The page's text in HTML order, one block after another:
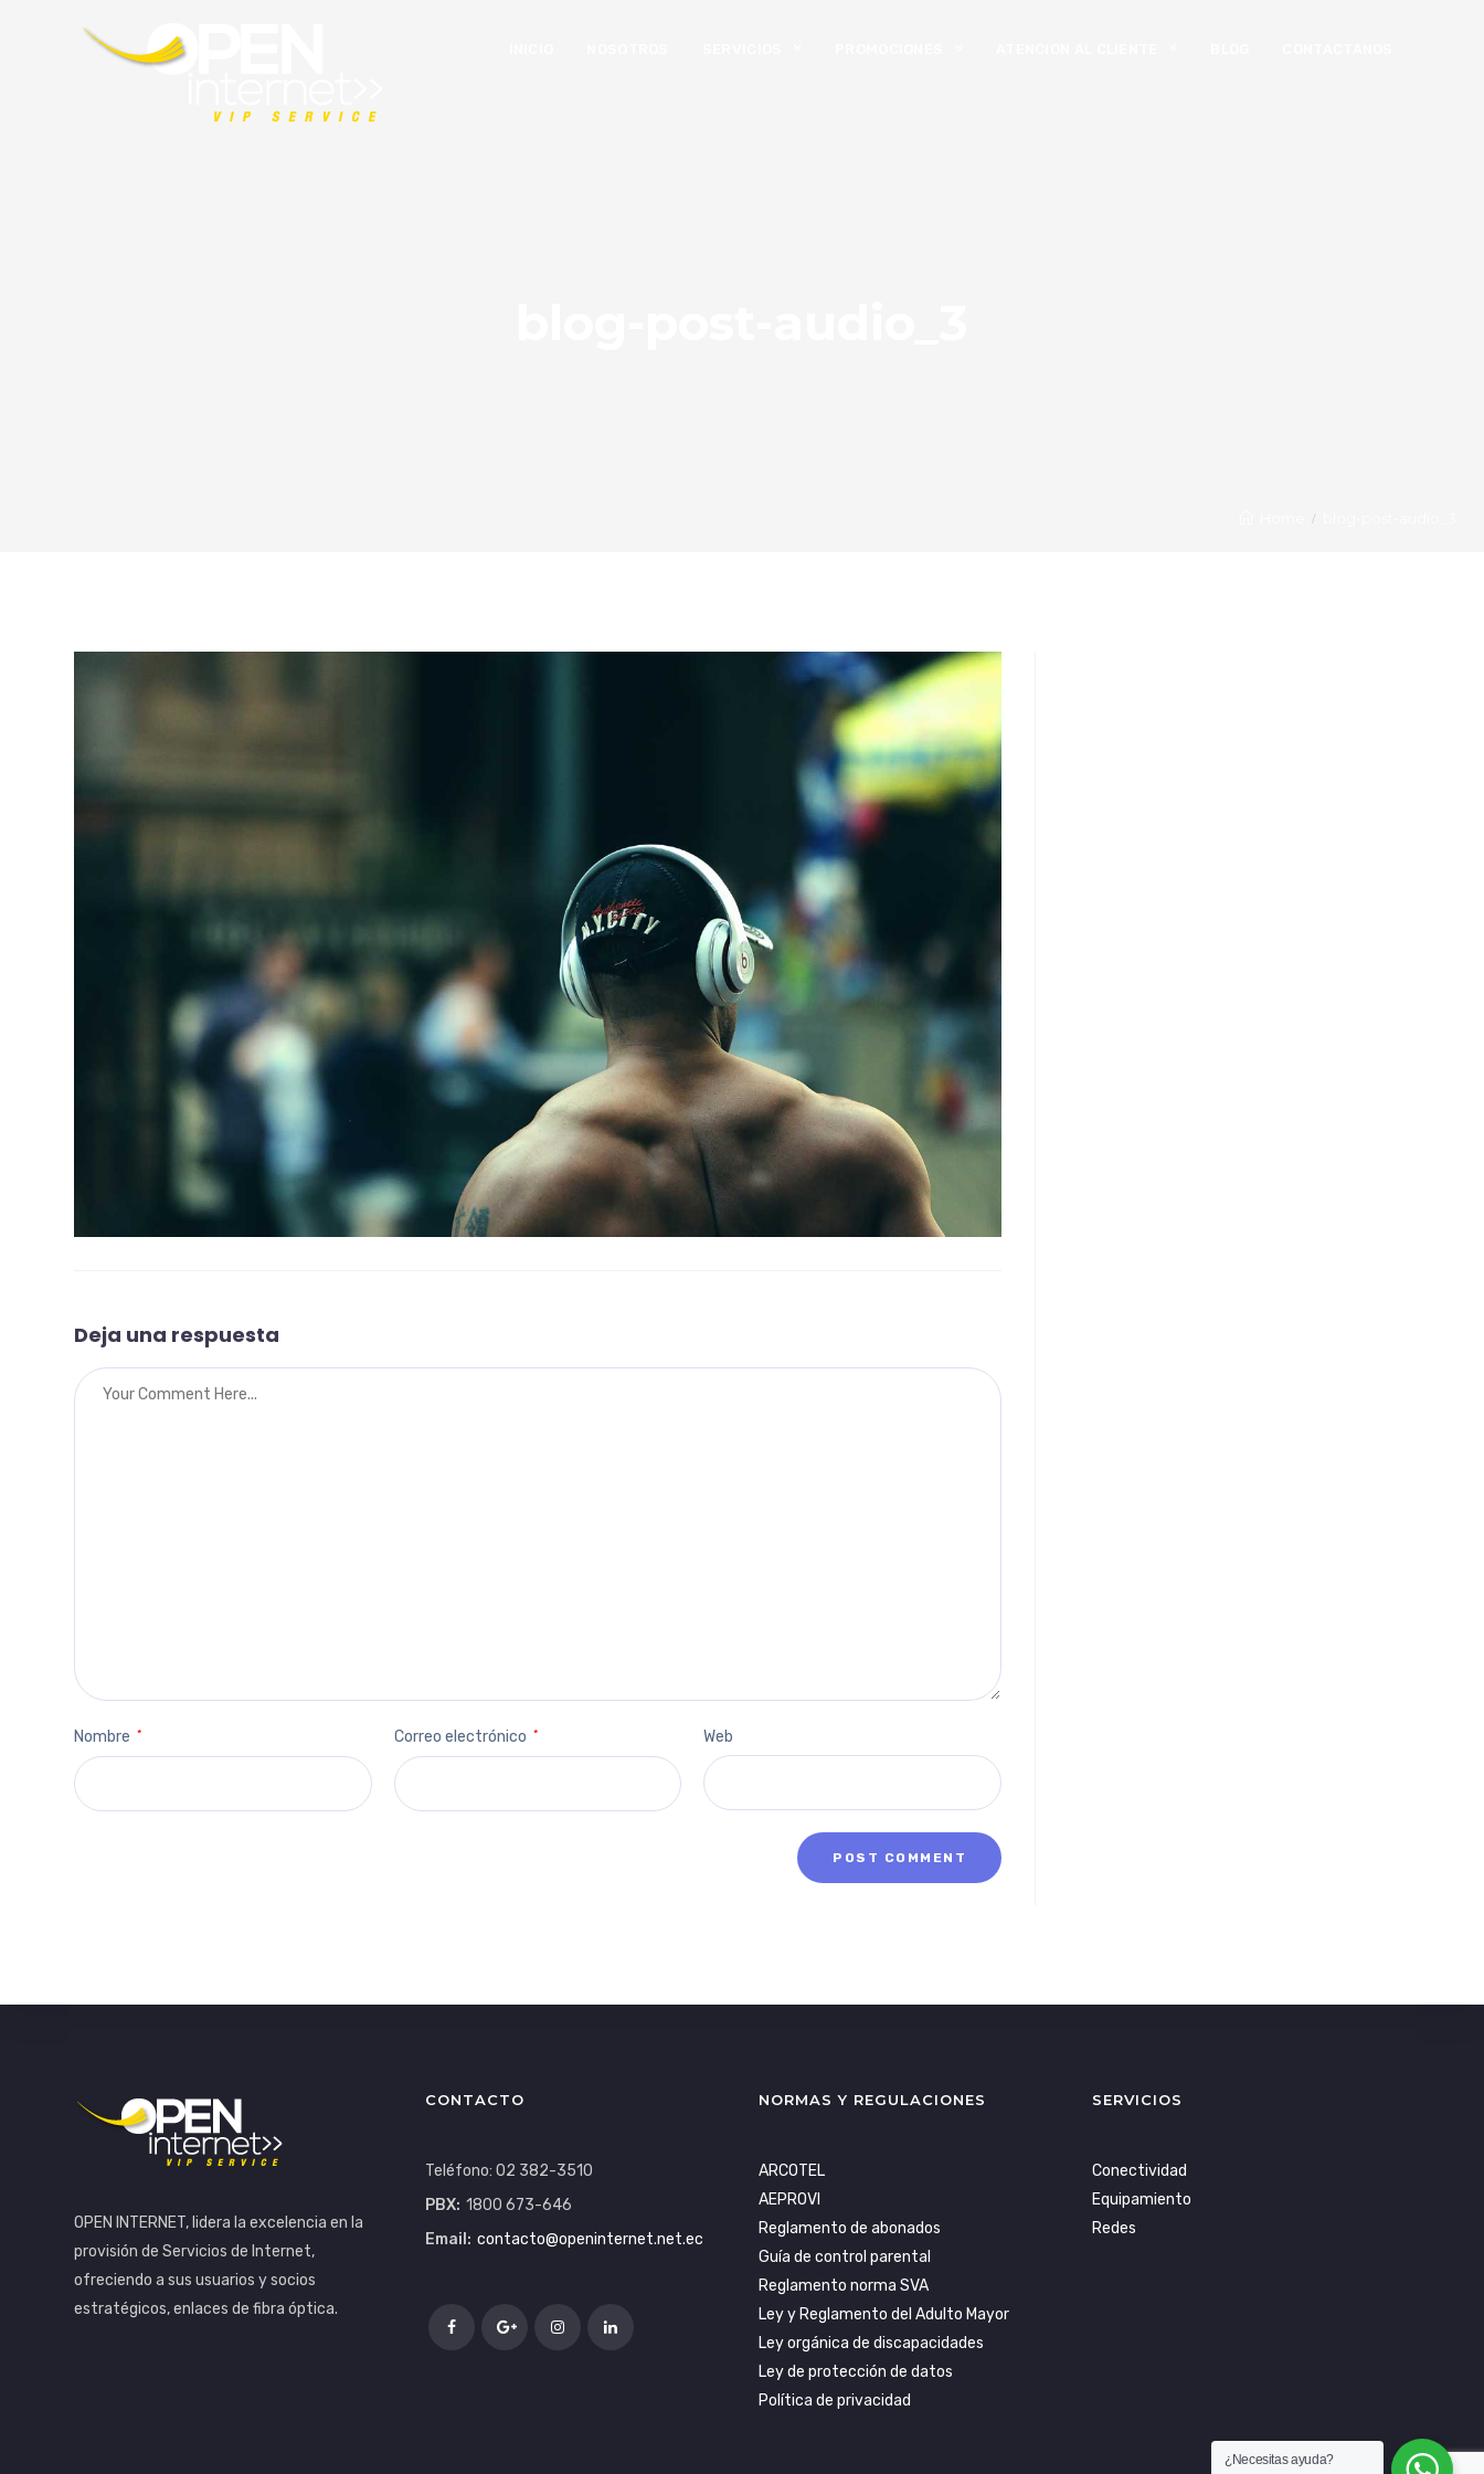
Deja una respuesta
Nombre * Correo electrónico * Web
OPEN INTERNET, lidera la excelencia en la
provisión de Servicios de Internet,
ofreciendo a sus usuarios y socios
estratégicos, enlaces de fibra óptica.
CONTACTO
Teléfono: 02 382-3510
PBX: 1800 673-646
Email: contacto@openinternet.net.ec
NORMAS Y REGULACIONES
ARCOTEL
AEPROVI
Reglamento de abonados
Guía de control parental
Reglamento norma SVA
Ley y Reglamento del Adulto Mayor
Ley orgánica de discapacidades
Ley de protección de datos
Política de privacidad
SERVICIOS
Conectividad
Equipamiento
Redes
¿Necesitas ayuda?